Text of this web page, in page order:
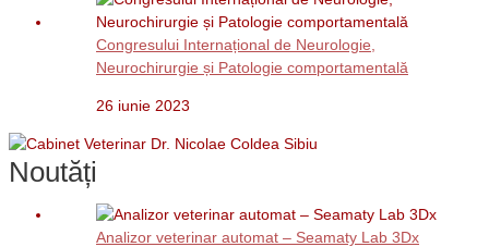
Congresului Internațional de Neurologie,
Neurochirurgie și Patologie comportamentală
26 iunie 2023
Noutăți
Analizor veterinar automat – Seamaty Lab 3Dx